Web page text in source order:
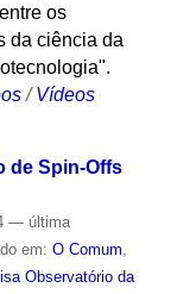
os
da ciência da
/Vídeos
de Spin-Offs
— última
em: O Comum,
Observatório da